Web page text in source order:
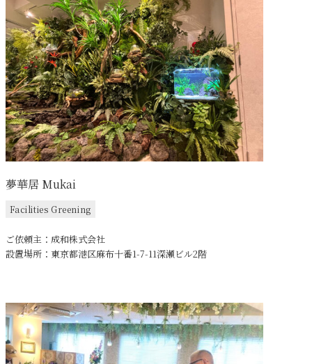
夢華居 Mukai
Facilities Greening
ご依頼主：成和株式会社
設置場所：東京都港区麻布十番1-7-11深瀬ビル2階